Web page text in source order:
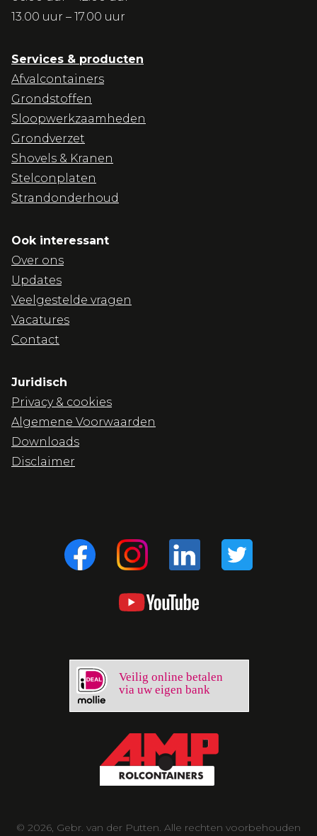
13.00 uur – 17.00 uur
Services & producten
Afvalcontainers
Grondstoffen
Sloopwerkzaamheden
Grondverzet
Shovels & Kranen
Stelconplaten
Strandonderhoud
Ook interessant
Over ons
Updates
Veelgestelde vragen
Vacatures
Contact
Juridisch
Privacy & cookies
Algemene Voorwaarden
Downloads
Disclaimer
Veilig online betalen
via uw eigen bank
© 2026, Gebr. van der Putten. Alle rechten voorbehouden